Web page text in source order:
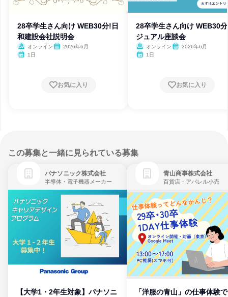
28卒学生さん向け WEB30分!日
和建設会社説明会
オンライン
2026年6月
1日
お気に入り
28卒学生さん向け WEB30
ジュアル座談会
オンライン
2026年6月
1日
お気に入り
この募集と一緒に見られている募集
パナソニック株式会社
半導体・電子機器メーカー
【大学1・2年生対象】パナソニ
青山商事株式会社
百貨店・アパレル小売
「洋服の青山」の仕事体験